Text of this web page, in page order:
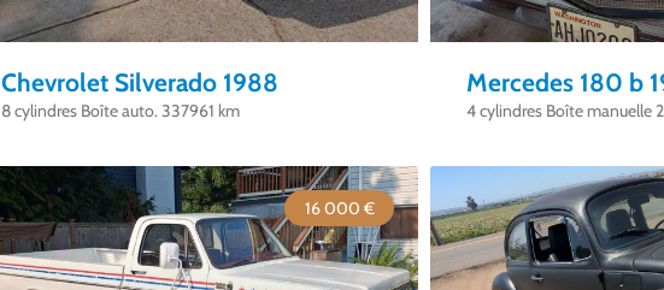
Chevrolet Silverado 1988
8 cylindres Boîte auto. 337961 km
Mercedes 180 b
4 cylindres Boîte manuelle
16 000 €